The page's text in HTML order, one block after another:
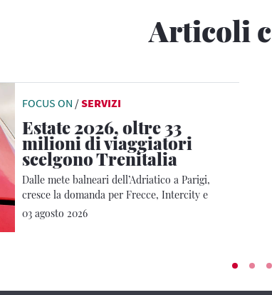
Articoli
FOCUS ON /SERVIZI
Estate 2026, oltre 33
milioni di viaggiatori
scelgono Trenitalia
Dalle mete balneari dell’Adriatico a Parigi,
cresce la domanda per Frecce, Intercity e
Regionale
03 agosto 2026